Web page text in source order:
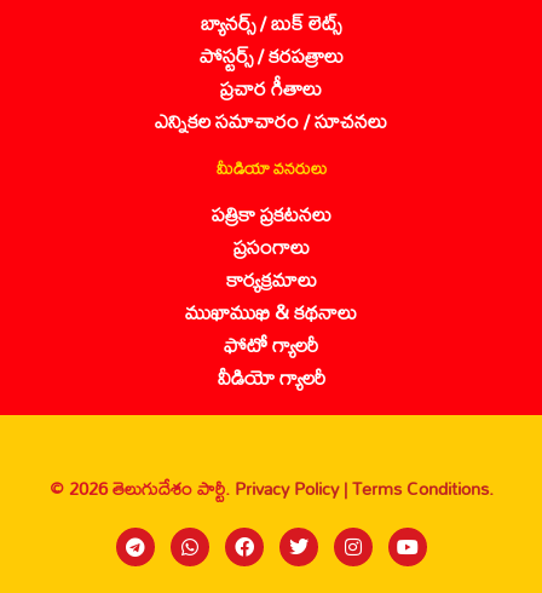
బ్యానర్స్ / బుక్ లెట్స్
పోస్టర్స్ / కరపత్రాలు
ప్రచార గీతాలు
ఎన్నికల సమాచారం / సూచనలు
మీడియా వనరులు
పత్రికా ప్రకటనలు
ప్రసంగాలు
కార్యక్రమాలు
ముఖాముఖి & కథనాలు
ఫోటో గ్యాలరీ
వీడియో గ్యాలరీ
© 2026 తెలుగుదేశం పార్టీ.Privacy Policy |Terms Conditions.